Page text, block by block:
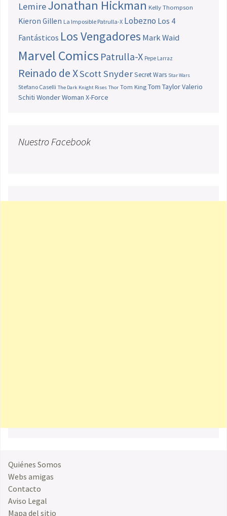
LemireJonathan Hickman Kelly Thompson
Kieron Gillen La Imposible Patrulla-X Lobezno Los 4
Fantásticos Los Vengadores Mark Waid
Marvel Comics Patrulla-X Pepe Larraz
Reinado de XScott SnyderSecret Wars Star Wars
Stefano Caselli The Dark Knight Rises Thor Tom King Tom TaylorValerio
Schiti Wonder Woman X-Force
Nuestro Facebook
Quiénes Somos
Webs amigas
Contacto
Aviso Legal
Mapa del sitio